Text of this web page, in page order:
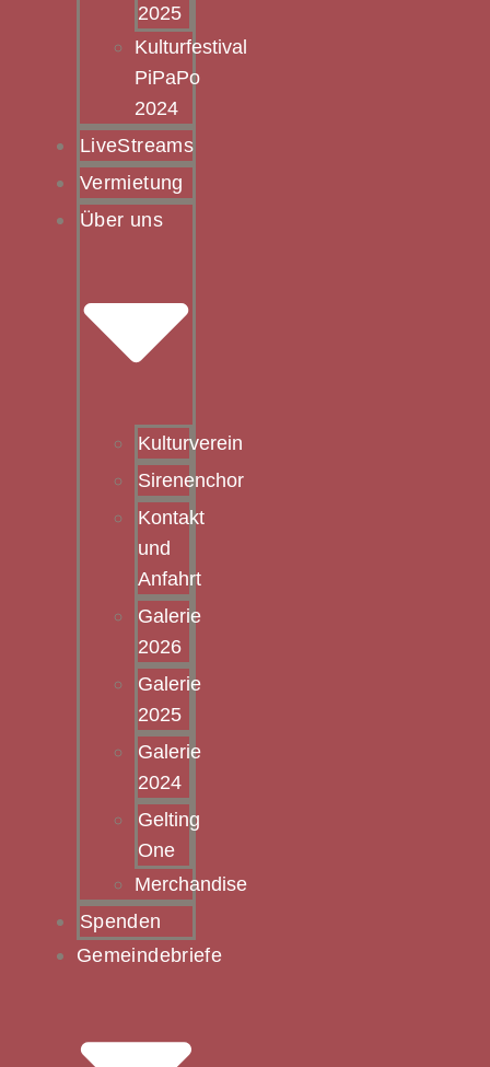
2025
Kulturfestival
PiPaPo
2024
LiveStreams
Vermietung
Über uns
Kulturverein
Sirenenchor
Kontakt
und
Anfahrt
Galerie
2026
Galerie
2025
Galerie
2024
Gelting
One
Merchandise
Spenden
Gemeindebriefe